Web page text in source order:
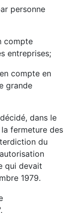
personne
compte
entreprises;
compte en
grande
dans le
fermeture des
du
qui devait
1979.